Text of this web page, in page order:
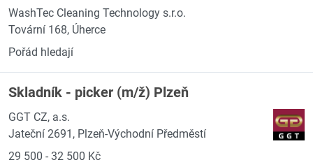
WashTec Cleaning Technology s.r.o.
Tovární 168, Úherce
Pořád hledají
Skladník - picker (m/ž) Plzeň
GGT CZ, a.s.
Jateční 2691, Plzeň-Východní Předměstí
29 500 - 32 500 Kč